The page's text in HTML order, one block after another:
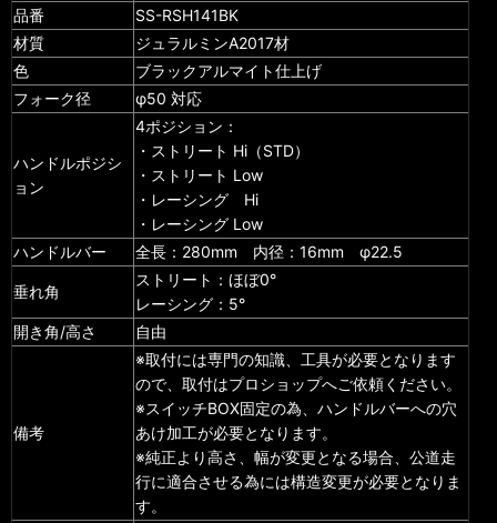
品番
SS-RSH141BK
材質
ジュラルミンA2017材
色
ブラックアルマイト仕上げ
フォーク径
φ50 対応
ハンドルポジシ
ョン
4ポジション：
・ストリート Hi（STD）
・ストリート Low
・レーシング Hi
・レーシング Low
ハンドルバー
全長：280mm 内径：16mm φ22.5
垂れ角
ストリート：ほぼ0°
レーシング：5°
開き角/高さ
自由
備考
※取付には専門の知識、工具が必要となります
ので、取付はプロショップへご依頼ください。
※スイッチBOX固定の為、ハンドルバーへの穴
あけ加工が必要となります。
※純正より高さ、幅が変更となる場合、公道走
行に適合させる為には構造変更が必要となりま
す。